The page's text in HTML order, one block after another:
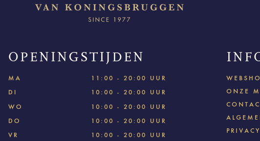
OPENINGSTIJDEN
MA
11:00 - 20:00 UUR
DI
10:00 - 20:00 UUR
WO
10:00 - 20:00 UUR
DO
10:00 - 20:00 UUR
VR
10:00 - 20:00 UUR
ONZE